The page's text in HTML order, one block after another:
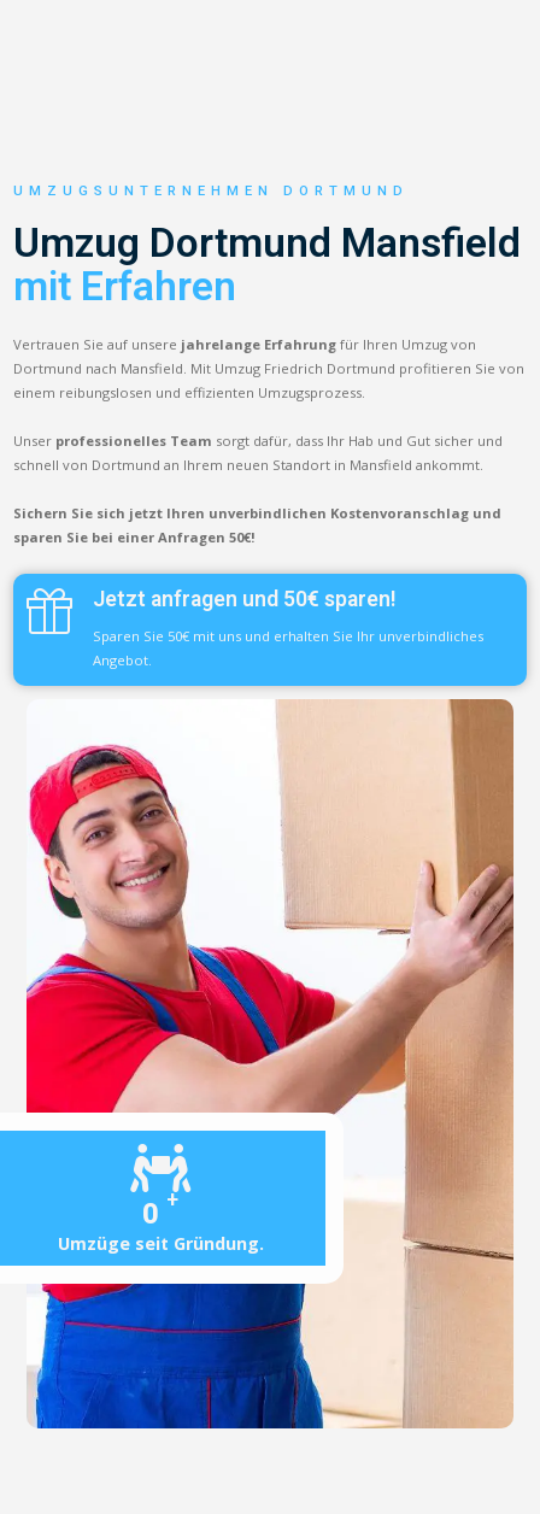
0 +
Umzüge seit Gründung.
UMZUGSUNTERNEHMEN DORTMUND
Umzug Dortmund Mansfield
mit Erfahren
Vertrauen Sie auf unsere jahrelange Erfahrung für Ihren Umzug von
Dortmund nach Mansfield. Mit Umzug Friedrich Dortmund profitieren Sie von
einem reibungslosen und effizienten Umzugsprozess.
Unser professionelles Team sorgt dafür, dass Ihr Hab und Gut sicher und
schnell von Dortmund an Ihrem neuen Standort in Mansfield ankommt.
Sichern Sie sich jetzt Ihren unverbindlichen Kostenvoranschlag und
sparen Sie bei einer Anfragen 50€!
Jetzt anfragen und 50€ sparen!
Sparen Sie 50€ mit uns und erhalten Sie Ihr unverbindliches
Angebot.